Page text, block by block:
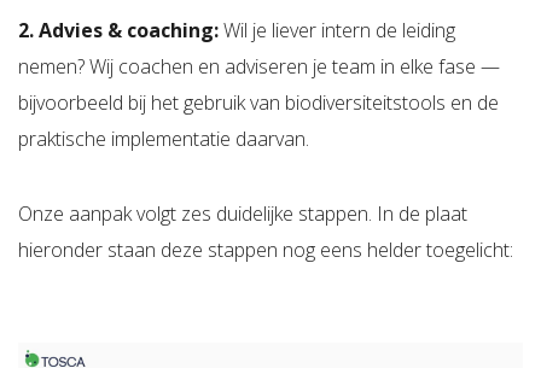
2. Advies & coaching:Wil je liever intern de leiding
nemen? Wij coachen en adviseren je team in elke fase —
bijvoorbeeld bij het gebruik van biodiversiteitstools en de
praktische implementatie daarvan.
Onze aanpak volgt zes duidelijke stappen. In de plaat
hieronder staan deze stappen nog eens helder toegelicht: